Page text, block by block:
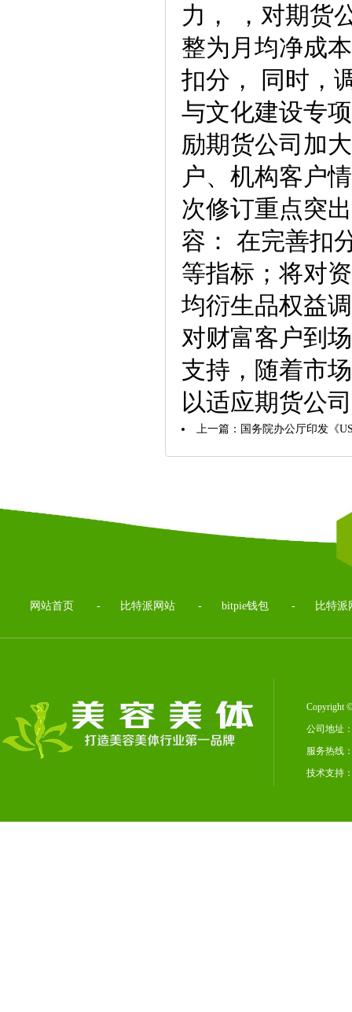
力， ，对期货
整为月均净成
扣分， 同时，
与文化建设专
励期货公司加
户、机构客户
次修订重点突
容： 在完善扣
等指标；将对
均衍生品权益
对财富客户到
支持，随着市
以适应期货公
上一篇： 国务院办公厅印发《
网站首页 - 比特派网站 - bitpie钱包 - 比特
Copyright
公司地址
服务热线
技术支持